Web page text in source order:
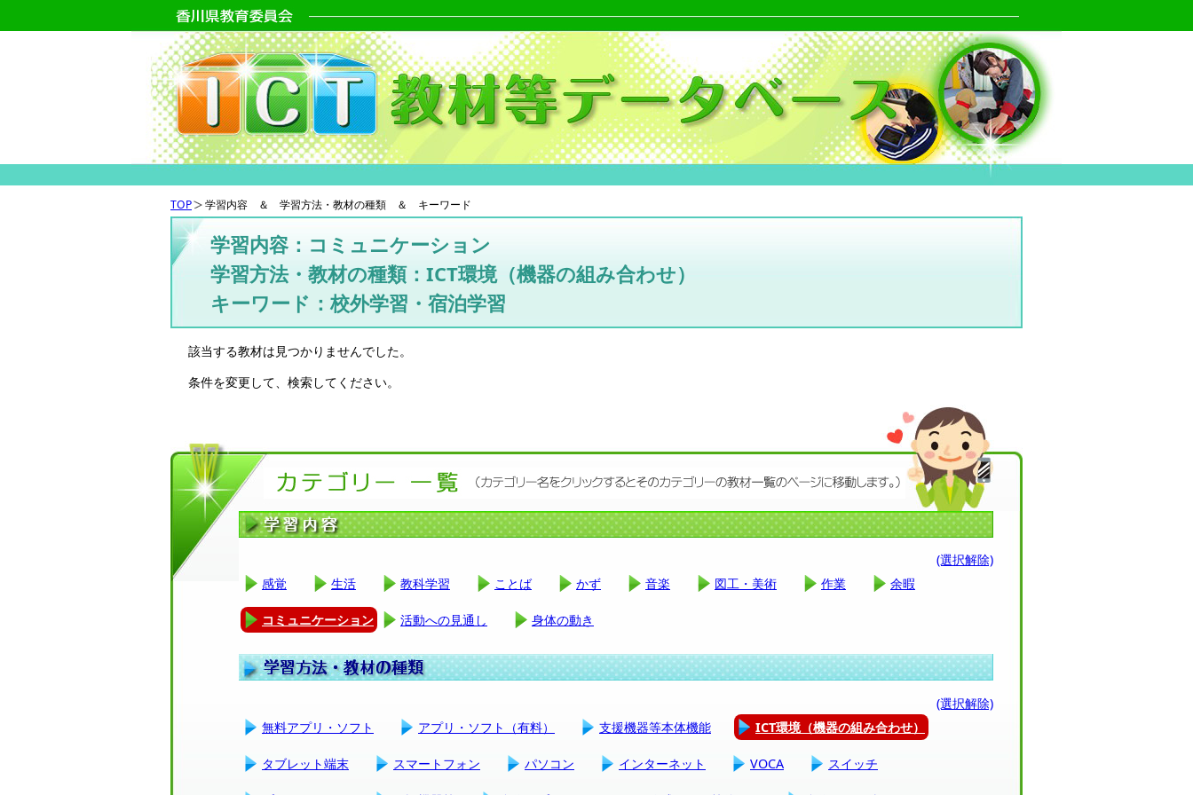
TOP 学習内容 ＆ 学習方法・教材の種類 ＆ キーワード
学習内容：コミュニケーション
学習方法・教材の種類：ICT環境（機器の組み合わせ）
キーワード：校外学習・宿泊学習
該当する教材は見つかりませんでした。
条件を変更して、検索してください。
(選択解除)
感覚
生活 教科学習 ことば かず 音楽 図工・美術 作業 余暇
コミュニケーション 活動への見通し 身体の動き
(選択解除)
無料アプリ・ソフト
アプリ・ソフト（有料） 支援機器等本体機能 ICT環境（機器の組み合わせ）
タブレット端末 スマートフォン パソコン インターネット VOCA スイッチ